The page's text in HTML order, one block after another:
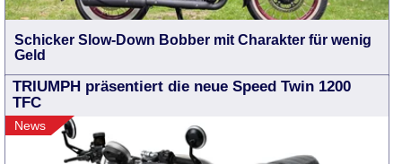
Schicker Slow-Down Bobber mit Charakter für wenig
Geld
TRIUMPH präsentiert die neue Speed Twin 1200
TFC
News